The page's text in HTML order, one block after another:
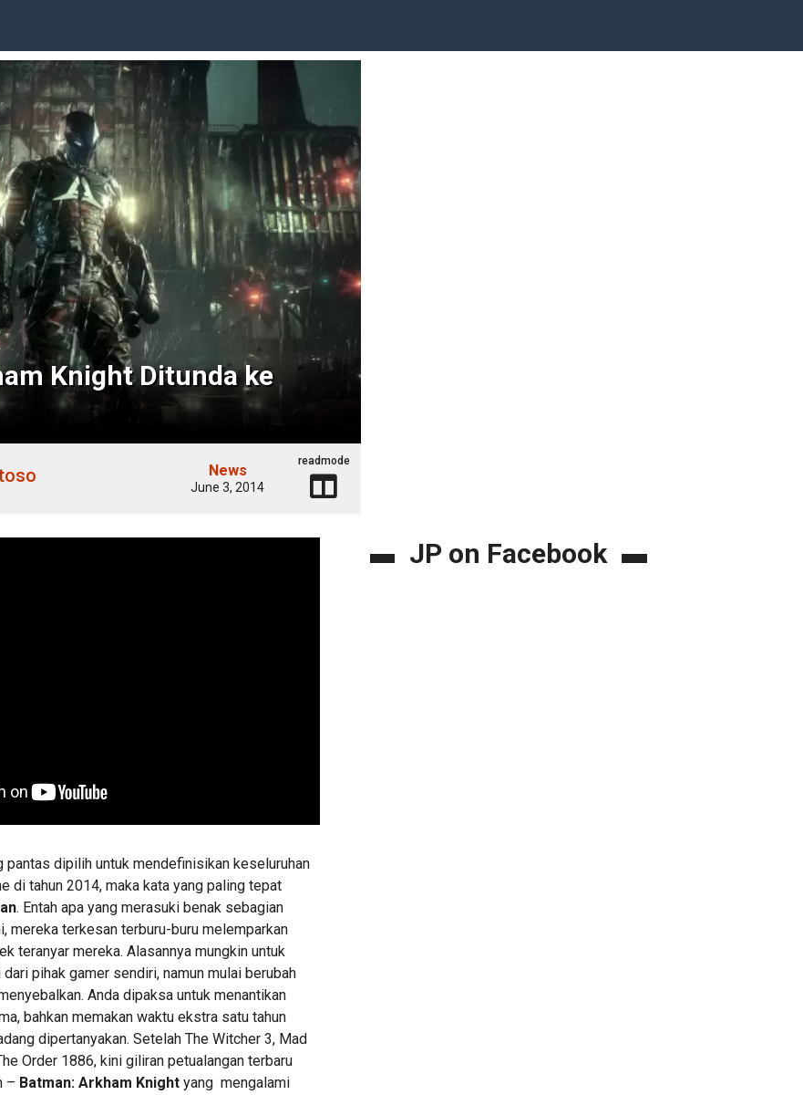
Knight Ditunda ke
News
June 3, 2014
readmode
pantas dipilih untuk mendefinisikan keseluruhan
di tahun 2014, maka kata yang paling tepat
. Entah apa yang merasuki benak sebagian
mereka terkesan terburu-buru melemparkan
teranyar mereka. Alasannya mungkin untuk
pihak gamer sendiri, namun mulai berubah
Anda dipaksa untuk menantikan
bahkan memakan waktu ekstra satu tahun
dipertanyakan. Setelah The Witcher 3, Mad
Order 1886, kini giliran petualangan terbaru
– Batman: Arkham Knightyang mengalami
JP on Facebook